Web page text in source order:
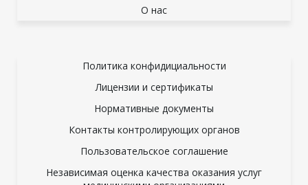
О нас
Политика конфидициальности
Лицензии и сертификаты
Нормативные документы
Контакты контролирующих органов
Пользовательское соглашение
Независимая оценка качества оказания услуг